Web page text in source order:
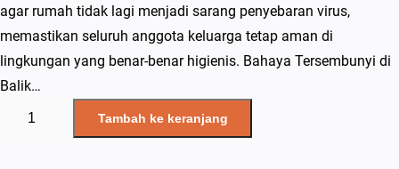
agar rumah tidak lagi menjadi sarang penyebaran virus,
memastikan seluruh anggota keluarga tetap aman di
lingkungan yang benar-benar higienis. Bahaya Tersembunyi di
Balik…
Tambah ke keranjang